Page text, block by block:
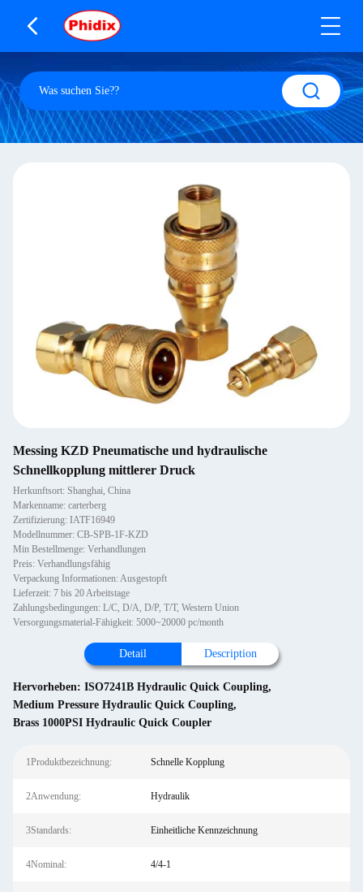
Messing KZD Pneumatische und hydraulische
Schnellkopplung mittlerer Druck
Herkunftsort: Shanghai, China
Markenname: carterberg
Zertifizierung: IATF16949
Modellnummer: CB-SPB-1F-KZD
Min Bestellmenge: Verhandlungen
Preis: Verhandlungsfähig
Verpackung Informationen: Ausgestopft
Lieferzeit: 7 bis 20 Arbeitstage
Zahlungsbedingungen: L/C, D/A, D/P, T/T, Western Union
Versorgungsmaterial-Fähigkeit: 5000~20000 pc/month
Detail Description
Hervorheben: ISO7241B Hydraulic Quick Coupling,
Medium Pressure Hydraulic Quick Coupling,
Brass 1000PSI Hydraulic Quick Coupler
1Produktbezeichnung: Schnelle Kopplung
2Anwendung: Hydraulik
3Standards: Einheitliche Kennzeichnung
4Nominal: 4/4-1